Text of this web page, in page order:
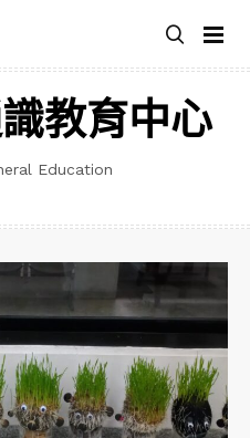
教育中心
Education